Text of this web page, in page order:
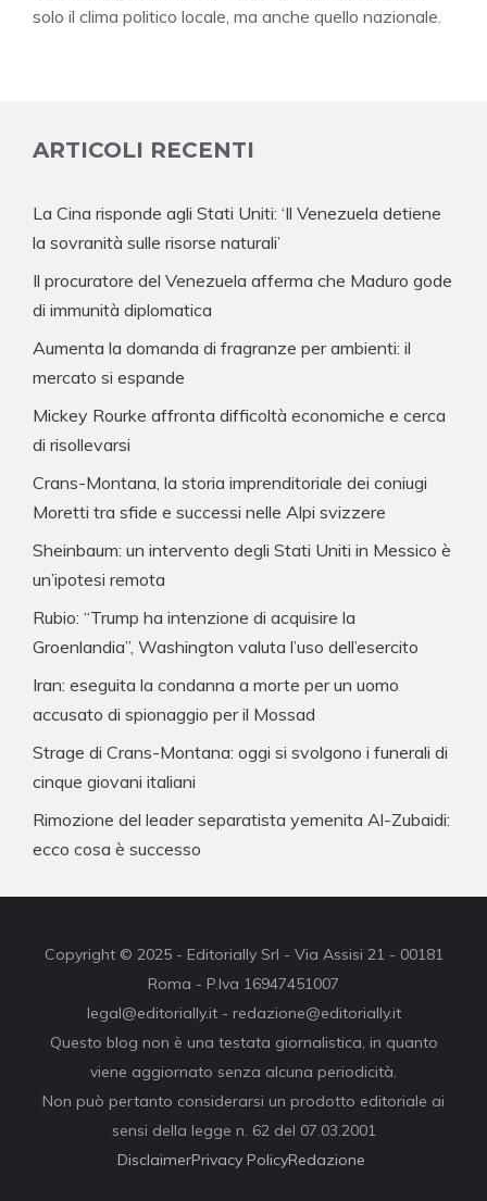
solo il clima politico locale, ma anche quello nazionale.
ARTICOLI RECENTI
La Cina risponde agli Stati Uniti: ‘Il Venezuela detiene
la sovranità sulle risorse naturali’
Il procuratore del Venezuela afferma che Maduro gode
di immunità diplomatica
Aumenta la domanda di fragranze per ambienti: il
mercato si espande
Mickey Rourke affronta difficoltà economiche e cerca
di risollevarsi
Crans-Montana, la storia imprenditoriale dei coniugi
Moretti tra sfide e successi nelle Alpi svizzere
Sheinbaum: un intervento degli Stati Uniti in Messico è
un’ipotesi remota
Rubio: “Trump ha intenzione di acquisire la
Groenlandia”, Washington valuta l’uso dell’esercito
Iran: eseguita la condanna a morte per un uomo
accusato di spionaggio per il Mossad
Strage di Crans-Montana: oggi si svolgono i funerali di
cinque giovani italiani
Rimozione del leader separatista yemenita Al-Zubaidi:
ecco cosa è successo
Copyright © 2025 - Editorially Srl - Via Assisi 21 - 00181
Roma - P.Iva 16947451007
legal@editorially.it - redazione@editorially.it
Questo blog non è una testata giornalistica, in quanto
viene aggiornato senza alcuna periodicità.
Non può pertanto considerarsi un prodotto editoriale ai
sensi della legge n. 62 del 07.03.2001
DisclaimerPrivacy PolicyRedazione